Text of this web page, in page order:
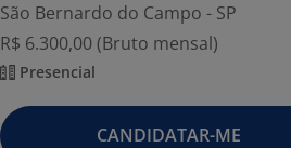
São Bernardo do Campo - SP
R$ 6.300,00 (Bruto mensal)
Presencial
CANDIDATAR-ME